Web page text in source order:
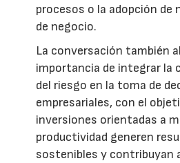
procesos o la adopción de
de negocio.
La conversación también
importancia de integrar la
del riesgo en la toma de
empresariales, con el
inversiones orientadas a
productividad generen
sostenibles y contribuyan